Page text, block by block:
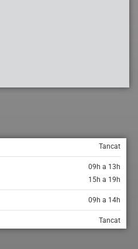
Tancat
09h a 13h
15h a 19h
09h a 14h
Tancat